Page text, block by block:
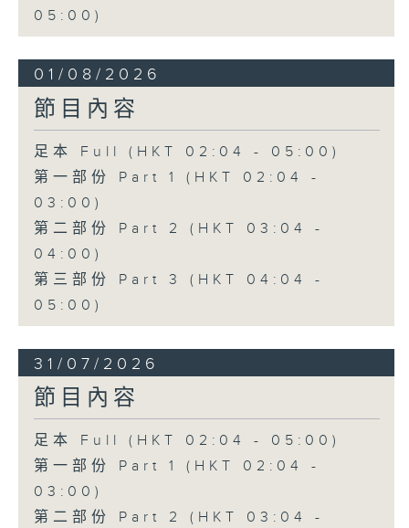
05:00)
01/08/2026
節目內容
足本 Full (HKT 02:04 - 05:00)
第一部份 Part 1 (HKT 02:04 -
03:00)
第二部份 Part 2 (HKT 03:04 -
04:00)
第三部份 Part 3 (HKT 04:04 -
05:00)
31/07/2026
節目內容
足本 Full (HKT 02:04 - 05:00)
第一部份 Part 1 (HKT 02:04 -
03:00)
第二部份 Part 2 (HKT 03:04 -